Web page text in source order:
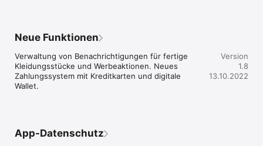
Neue Funktionen
Verwaltung von Benachrichtigungen für fertige
Kleidungsstücke und Werbeaktionen. Neues
Zahlungssystem mit Kreditkarten und digitale
Wallet.
Version
1.8
13.10.2022
App-Datenschutz